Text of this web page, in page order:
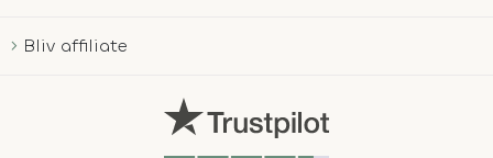
Bliv affiliate